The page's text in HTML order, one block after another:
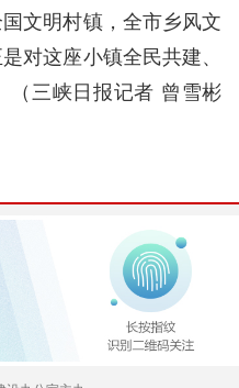
文明村镇，全市乡风文
对这座小镇全民共建、
（三峡日报记者 曾雪彬